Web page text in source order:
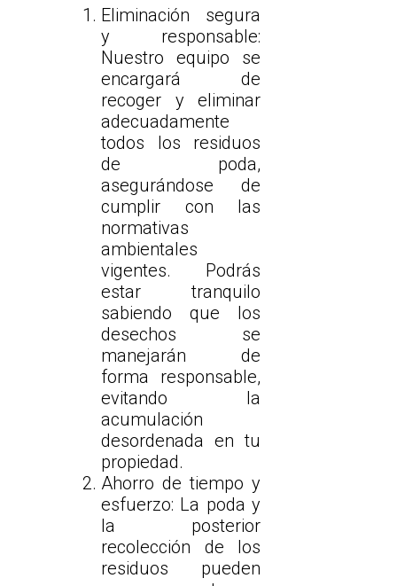
Eliminación segura
y responsable:
Nuestro equipo se
encargará de
recoger y eliminar
adecuadamente
todos los residuos
de poda,
asegurándose de
cumplir con las
normativas
ambientales
vigentes. Podrás
estar tranquilo
sabiendo que los
desechos se
manejarán de
forma responsable,
evitando la
acumulación
desordenada en tu
propiedad.
Ahorro de tiempo y
esfuerzo: La poda y
la posterior
recolección de los
residuos pueden